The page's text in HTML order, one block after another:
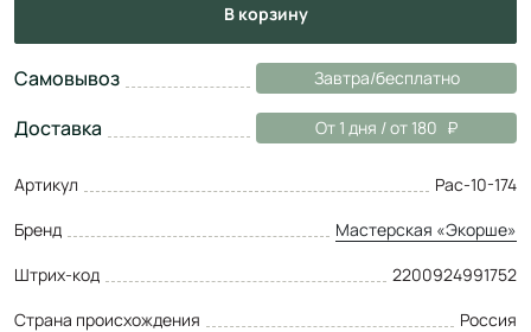
в корзину
Самовывоз Завтра/бесплатно
Доставка От 1 дня / от 180
Артикул
Рас-10-174
Бренд
Мастерская «Экорше»
Штрих-код
2200924991752
Страна происхождения
Россия